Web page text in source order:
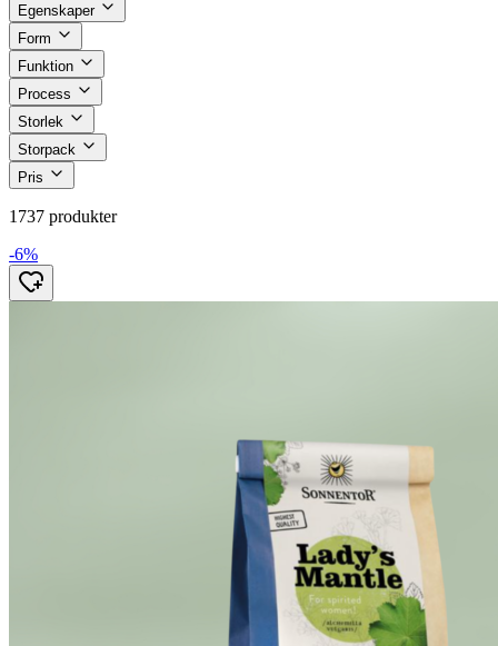
Egenskaper
Form
Funktion
Process
Storlek
Storpack
Pris
1737 produkter
-6%